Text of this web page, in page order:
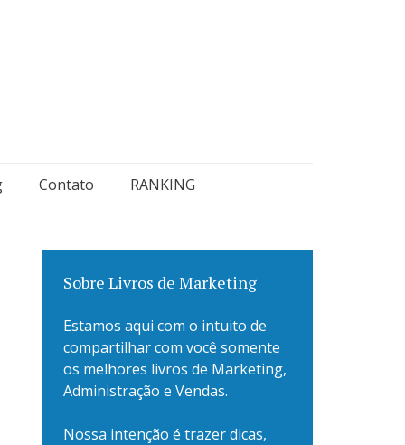
Contato RANKING
Sobre Livros de Marketing
Estamos aqui com o intuito de
compartilhar com você somente
os melhores livros de Marketing,
Administração e Vendas.
Nossa intenção é trazer dicas,